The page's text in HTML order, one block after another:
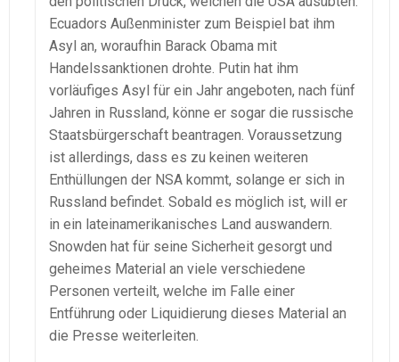
Ecuadors Außenminister zum Beispiel bat ihm
Asyl an, woraufhin Barack Obama mit
Handelssanktionen drohte. Putin hat ihm
vorläufiges Asyl für ein Jahr angeboten, nach fünf
Jahren in Russland, könne er sogar die russische
Staatsbürgerschaft beantragen. Voraussetzung
ist allerdings, dass es zu keinen weiteren
Enthüllungen der NSA kommt, solange er sich in
Russland befindet. Sobald es möglich ist, will er
in ein lateinamerikanisches Land auswandern.
Snowden hat für seine Sicherheit gesorgt und
geheimes Material an viele verschiedene
Personen verteilt, welche im Falle einer
Entführung oder Liquidierung dieses Material an
die Presse weiterleiten.